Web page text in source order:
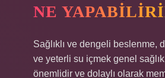
NE
Sağlıklı ve dengeli beslenme,
ve yeterli su içmek genel
önemlidir ve dolaylı olarak